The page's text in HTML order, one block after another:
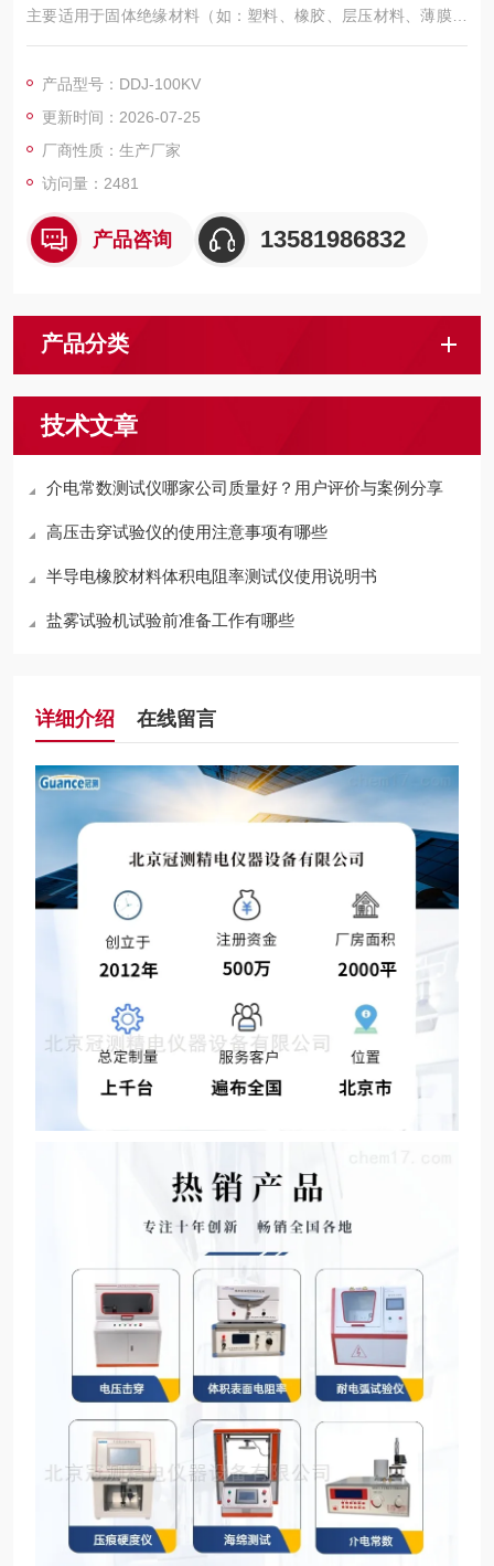
主要适用于固体绝缘材料（如：塑料、橡胶、层压材料、薄膜、
树脂、云母、陶瓷、玻璃、绝缘漆等绝缘材料及绝缘件）在工频
产品型号：DDJ-100KV
更新时间：2026-07-25
厂商性质：生产厂家
访问量：2481
产品咨询 13581986832
产品分类
技术文章
介电常数测试仪哪家公司质量好？用户评价与案例分享
高压击穿试验仪的使用注意事项有哪些
半导电橡胶材料体积电阻率测试仪使用说明书
盐雾试验机试验前准备工作有哪些
详细介绍 在线留言